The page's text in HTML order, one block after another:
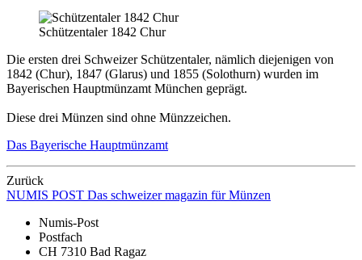
Schützentaler 1842 Chur
Die ersten drei Schweizer Schützentaler, nämlich diejenigen von
1842 (Chur), 1847 (Glarus) und 1855 (Solothurn) wurden im
Bayerischen Hauptmünzamt München geprägt.
Diese drei Münzen sind ohne Münzzeichen.
Das Bayerische Hauptmünzamt
Zurück
NUMIS POST Das schweizer magazin für Münzen
Numis-Post
Postfach
CH 7310 Bad Ragaz